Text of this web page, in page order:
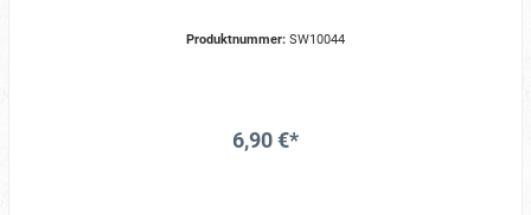
Produktnummer: SW10044
6,90 €*